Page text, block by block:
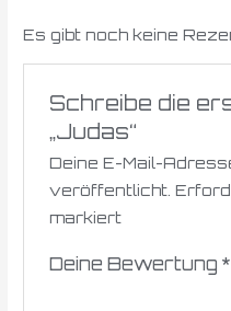
Es gibt noch keine
Schreibe die
„Judas“
Deine E-Mail-
veröffentlicht.
markiert
Deine Bewertung *